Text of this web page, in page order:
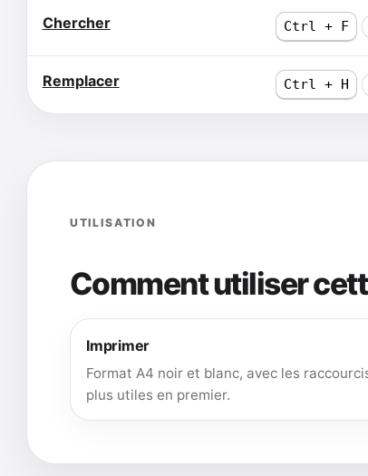
Chercher Ctrl + F
Remplacer Ctrl + H
UTILISATION
Comment utiliser
Imprimer
Format A4 noir et blanc, avec les
plus utiles en premier.